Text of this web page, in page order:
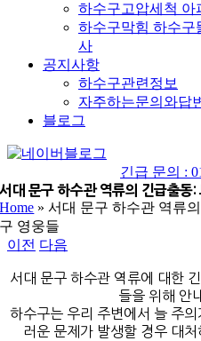
하수구고압세척 아
하수구막힘 하수구
사
공지사항
하수구관련정보
자주하는문의와답
블로그
네
버
블
로
그
긴급 문의 :
서대 문구 하수관 역류의 긴급출동
Home »서대 문구 하수관 역류
구 영웅들
이전 다음
서대 문구 하수관 역류에 대한
들을 위해 안
하수구는 우리 주변에서 늘 주
러운 문제가 발생할 경우 대